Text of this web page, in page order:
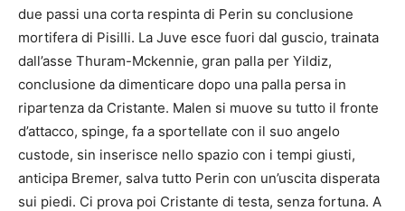
due passi una corta respinta di Perin su conclusione
mortifera di Pisilli. La Juve esce fuori dal guscio, trainata
dall’asse Thuram-Mckennie, gran palla per Yildiz,
conclusione da dimenticare dopo una palla persa in
ripartenza da Cristante. Malen si muove su tutto il fronte
d’attacco, spinge, fa a sportellate con il suo angelo
custode, sin inserisce nello spazio con i tempi giusti,
anticipa Bremer, salva tutto Perin con un’uscita disperata
sui piedi. Ci prova poi Cristante di testa, senza fortuna. A